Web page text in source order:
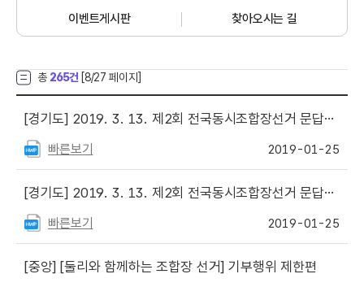
이벤트게시판 찾아오시는 길
총 265건 [8/27 페이지]
[경기도] 2019. 3. 13. 제2회 전국동시조합장선거 문답풀이(제2회)
빠른보기 2019-01-25
[경기도] 2019. 3. 13. 제2회 전국동시조합장선거 문답풀이(제1회)
빠른보기 2019-01-25
[중앙] [둘리와 함께하는 조합장 선거] 기부행위 제한편